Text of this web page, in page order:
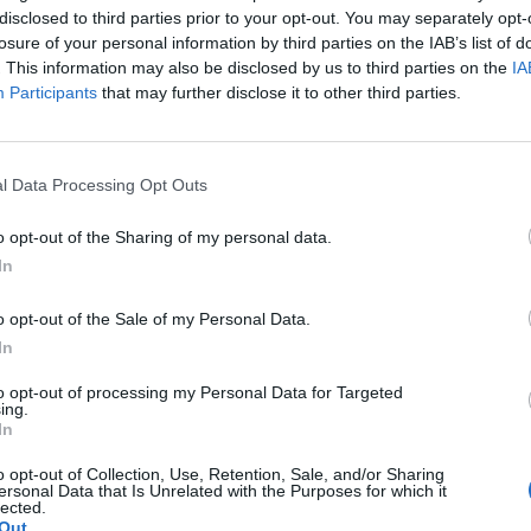
to third parties prior to your opt-out. You may separately
of your personal information by third parties on the IAB’s list of
This information may also be disclosed by us to third parties on the
Participants that may further disclose it to other third parties.
Data Processing Opt Outs
opt-out of the Sharing of my personal data.
opt-out of the Sale of my Personal Data.
opt-out of processing my Personal Data for Targeted
opt-out of Collection, Use, Retention, Sale, and/or Sharing
Data that Is Unrelated with the Purposes for which it
χωράφι 40
στο Βρυσάκι
Μαΐου 2026 12:44 ΜΜ
Νέα θέση εργασίας Δ/ντη
Τεχνικού Τμήματος στην
εταιρεία Βεζύρογλου